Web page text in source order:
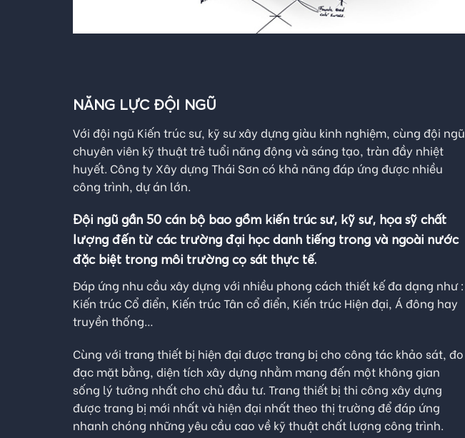
NĂNG LỰC ĐỘI NGŨ
Với đội ngũ Kiến trúc sư, kỹ sư xây dựng giàu kinh nghiệm, cùng đội ngũ
chuyên viên kỹ thuật trẻ tuổi năng động và sáng tạo, tràn đầy nhiệt
huyết. Công ty Xây dựng Thái Sơn có khả năng đáp ứng được nhiều
công trình, dự án lớn.
Đội ngũ gần 50 cán bộ bao gồm kiến trúc sư, kỹ sư, họa sỹ chất
lượng đến từ các trường đại học danh tiếng trong và ngoài nước
đặc biệt trong môi trường cọ sát thực tế.
Đáp ứng nhu cầu xây dựng với nhiều phong cách thiết kế đa dạng như :
Kiến trúc Cổ điển, Kiến trúc Tân cổ điển, Kiến trúc Hiện đại, Á đông hay
truyền thống…
Cùng với trang thiết bị hiện đại được trang bị cho công tác khảo sát, đo
đạc mặt bằng, diện tích xây dựng nhằm mang đến một không gian
sống lý tưởng nhất cho chủ đầu tư. Trang thiết bị thi công xây dựng
được trang bị mới nhất và hiện đại nhất theo thị trường để đáp ứng
nhanh chóng những yêu cầu cao về kỹ thuật chất lượng công trình.